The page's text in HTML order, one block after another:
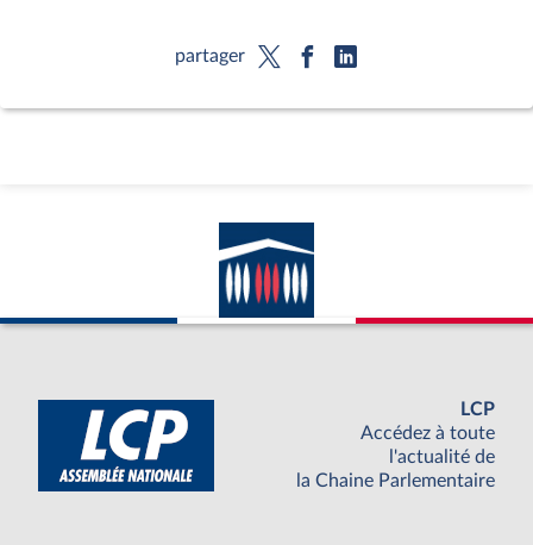
partager
LCP
Accédez à toute
l'actualité de
la Chaine Parlementaire